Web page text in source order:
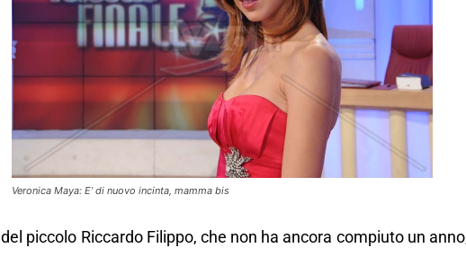
Veronica Maya: E’ di nuovo incinta, mamma bis
del piccolo Riccardo Filippo, che non ha ancora compiuto un